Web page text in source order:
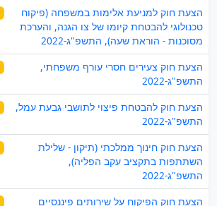
הצעת חוק למניעת אלימות במשפחה (פיקוח
טכנולוגי להבטחת קיומו של צו הגנה, והערכת
מסוכנות - הוראת שעה), התשפ"ג-2022
הצעת חוק צעירים חסרי עורף משפחתי,
התשפ"ג-2022
הצעת חוק להבטחת פיצוי לתושבי גבעת עמל,
התשפ"ג-2022
הצעת חוק חינוך ממלכתי (תיקון - שלילת
השתתפות בתקציב עקב הפליה),
התשפ"ג-2022
הצעת חוק הפיקוח על שירותים פיננסיים